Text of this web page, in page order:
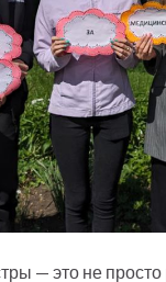
— это не просто